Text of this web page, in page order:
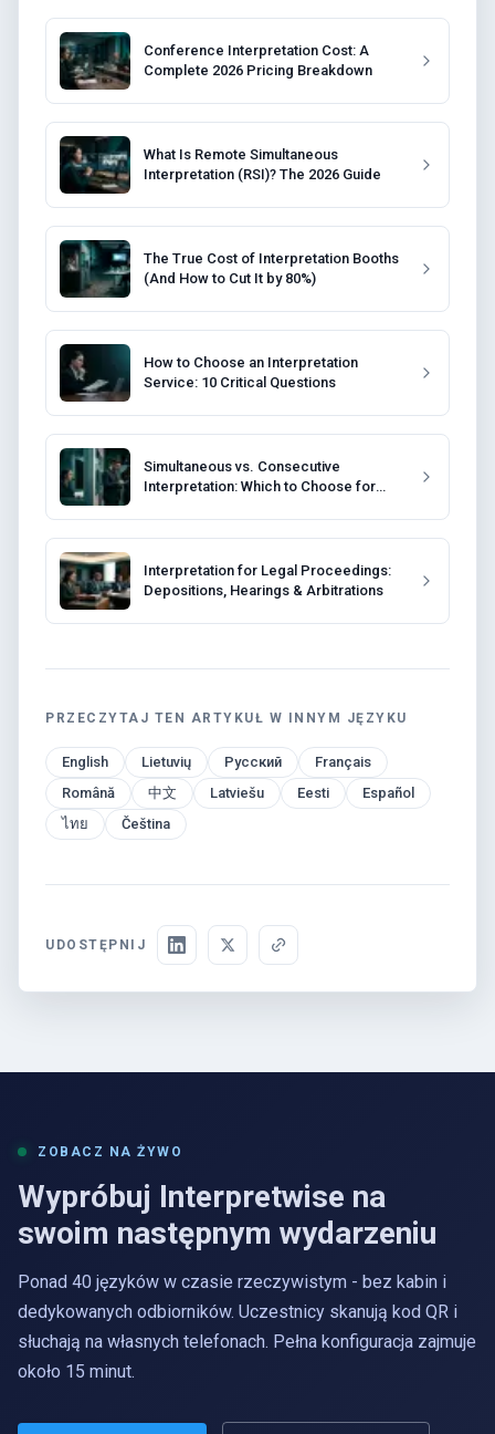
Conference Interpretation Cost: A
Complete 2026 Pricing Breakdown
What Is Remote Simultaneous
Interpretation (RSI)? The 2026 Guide
The True Cost of Interpretation Booths
(And How to Cut It by 80%)
How to Choose an Interpretation
Service: 10 Critical Questions
Simultaneous vs. Consecutive
Interpretation: Which to Choose for
Interpretation for Legal Proceedings:
Depositions, Hearings & Arbitrations
PRZECZYTAJ TEN ARTYKUŁ W INNYM JĘZYKU
English Lietuvių Русский
Français
Română
中文 Latviešu Eesti
Español
ไทย
Čeština
UDOSTĘPNIJ
ZOBACZ NA ŻYWO
Wypróbuj Interpretwise na
swoim następnym wydarzeniu
Ponad 40 języków w czasie rzeczywistym - bez kabin i
dedykowanych odbiorników. Uczestnicy skanują kod QR i
słuchają na własnych telefonach. Pełna konfiguracja zajmuje
około 15 minut.